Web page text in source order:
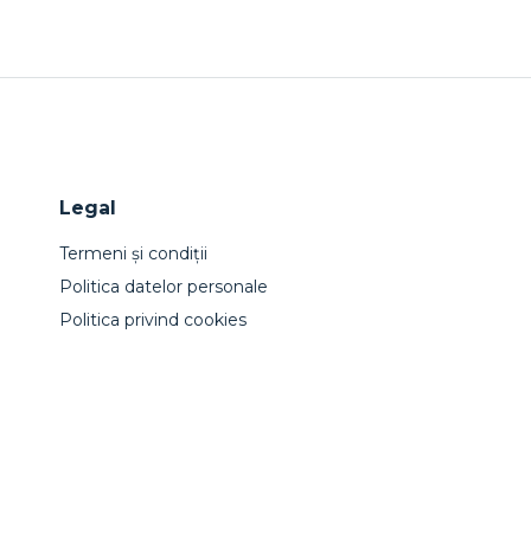
Legal
Termeni și condiții
Politica datelor personale
Politica privind cookies